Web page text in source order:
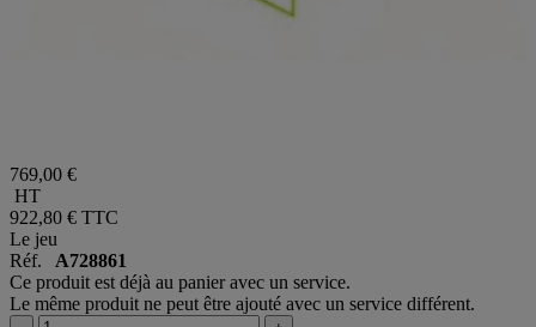
769,00 €
HT
922,80 € TTC
Le jeu
Réf. A728861
Ce produit est déjà au panier avec un service.
Le même produit ne peut être ajouté avec un service différent.